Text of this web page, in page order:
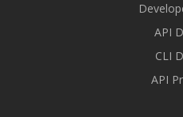
API
CLI
API